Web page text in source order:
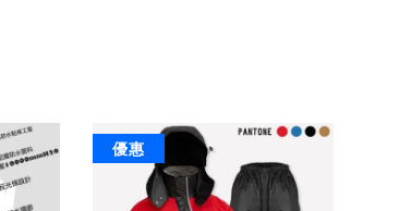
優惠